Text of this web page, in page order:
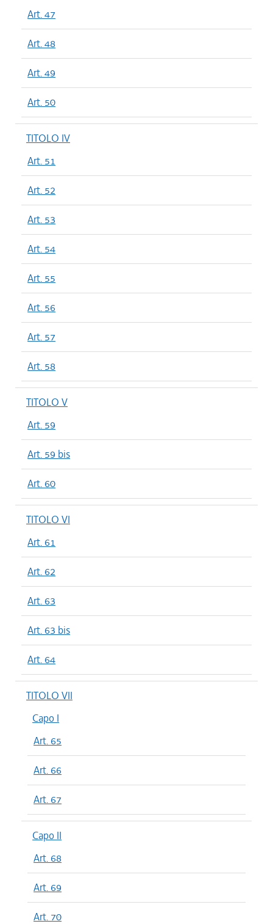
Art. 47
Art. 48
Art. 49
Art. 50
TITOLO IV
Art. 51
Art. 52
Art. 53
Art. 54
Art. 55
Art. 56
Art. 57
Art. 58
TITOLO V
Art. 59
Art. 59 bis
Art. 60
TITOLO VI
Art. 61
Art. 62
Art. 63
Art. 63 bis
Art. 64
TITOLO VII
Capo I
Art. 65
Art. 66
Art. 67
Capo II
Art. 68
Art. 69
Art. 70